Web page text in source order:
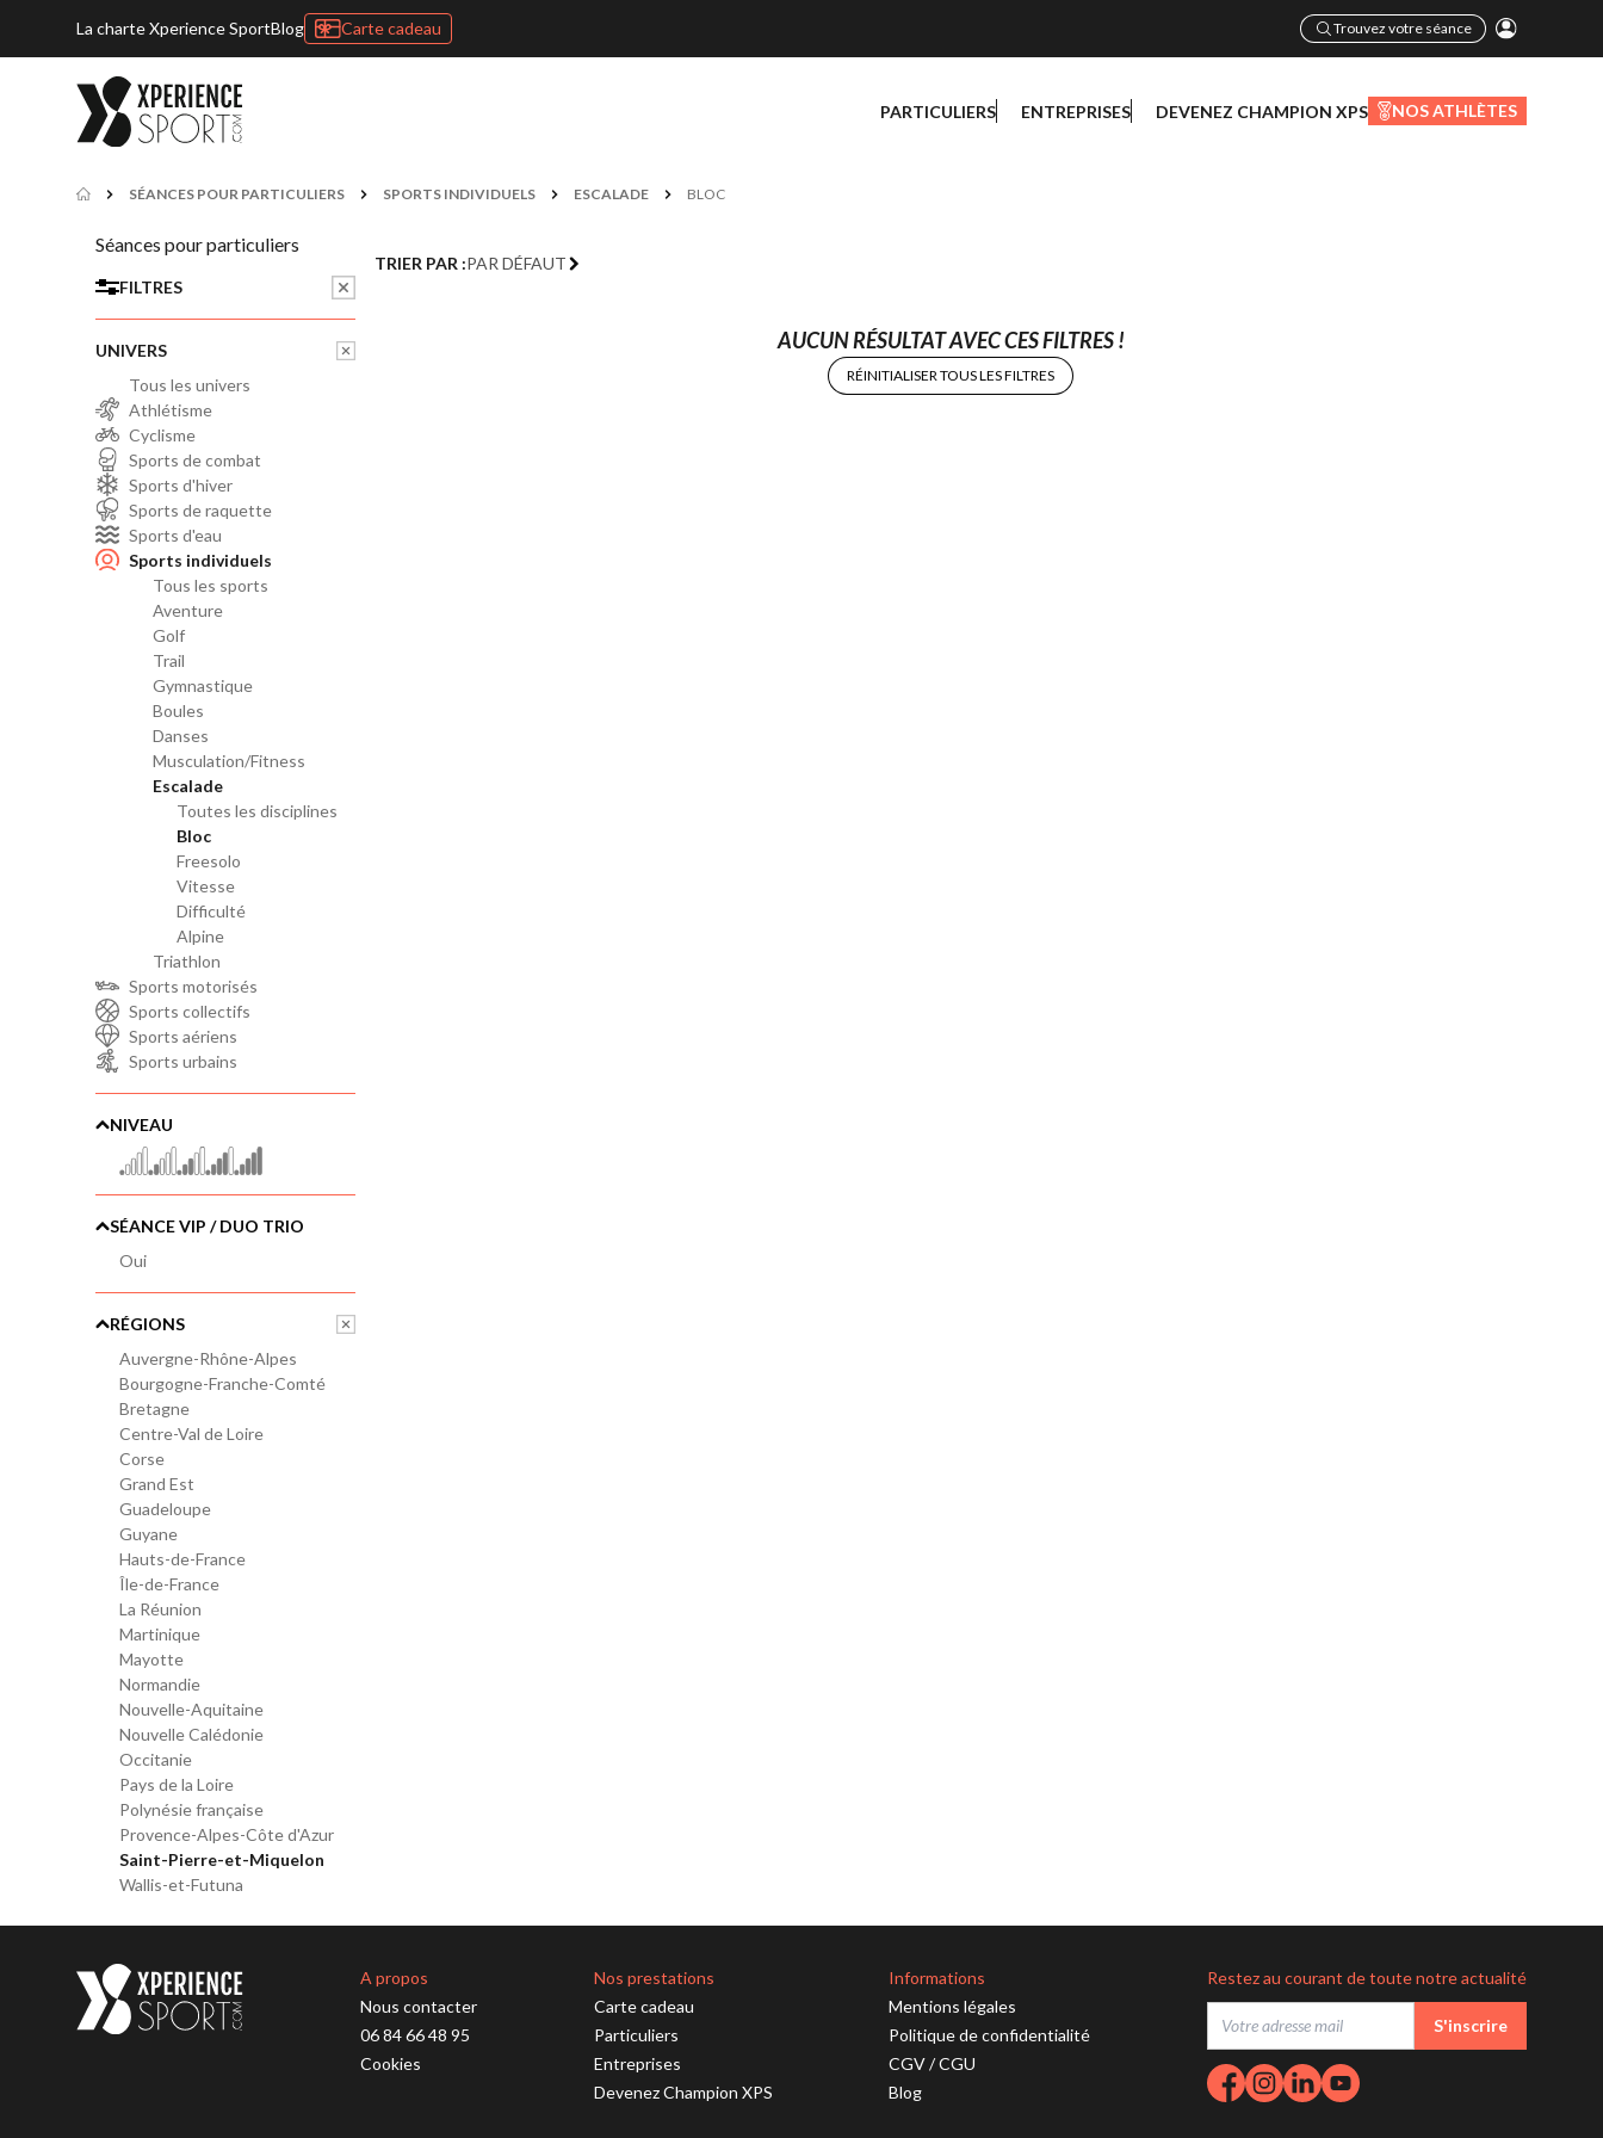
La charte Xperience SportBlog Carte cadeau Trouvez votre séance
PARTICULIERS ENTREPRISES DEVENEZ CHAMPION XPS NOS ATHLÈTES
SÉANCES POUR PARTICULIERS SPORTS INDIVIDUELS ESCALADE BLOC
Séances pour particuliers
FILTRES
UNIVERS
Tous les univers
Athlétisme
Cyclisme
Sports de combat
Sports d'hiver
Sports de raquette
Sports d'eau
Sports individuels
Tous les sports
Aventure
Golf
Trail
Gymnastique
Boules
Danses
Musculation/Fitness
Escalade
Toutes les disciplines
Bloc
Freesolo
Vitesse
Difficulté
Alpine
Triathlon
Sports motorisés
Sports collectifs
Sports aériens
Sports urbains
NIVEAU
SÉANCE VIP / DUO TRIO
Oui
RÉGIONS
Auvergne-Rhône-Alpes
Bourgogne-Franche-Comté
Bretagne
Centre-Val de Loire
Corse
Grand Est
Guadeloupe
Guyane
Hauts-de-France
Île-de-France
La Réunion
Martinique
Mayotte
Normandie
Nouvelle-Aquitaine
Nouvelle Calédonie
Occitanie
Pays de la Loire
Polynésie française
Provence-Alpes-Côte d'Azur
Saint-Pierre-et-Miquelon
Wallis-et-Futuna
TRIER PAR :PAR DÉFAUT
AUCUN RÉSULTAT AVEC CES FILTRES !
RÉINITIALISER TOUS LES FILTRES
A propos
Nous contacter
06 84 66 48 95
Cookies
Nos prestations
Carte cadeau
Particuliers
Entreprises
Devenez Champion XPS
Informations
Mentions légales
Politique de confidentialité
CGV/CGU
Blog
Restez au courant de toute notre actualité
S'inscrire